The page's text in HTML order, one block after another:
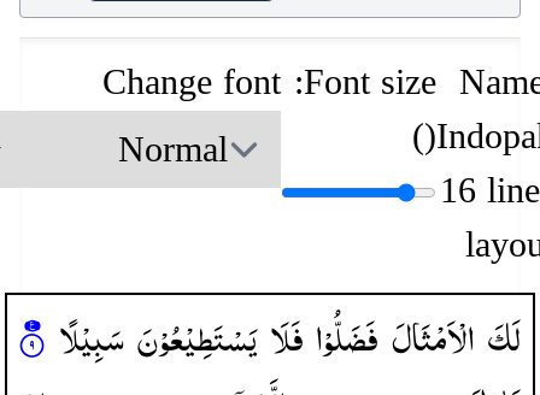
16
Font size:
(
)
Change font
لَكَ الْاَمْثَالَ فَضَلُّوْافَلَا یَسْتَطِیْعُوْنَسَبِیْلًا